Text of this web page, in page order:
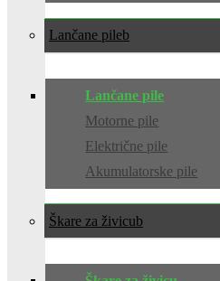
Lančane pile
Lančane pile
Motorne pile
Električne pile
Akumulatorske pile
Škare za živicu